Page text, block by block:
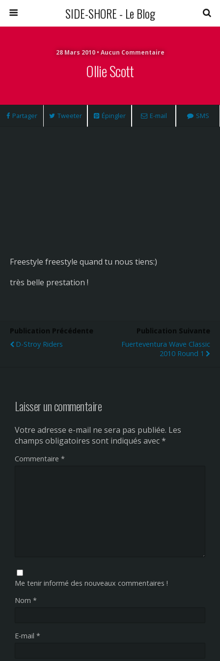
SIDE-SHORE - Le Blog
28 Mars 2010 • Aucun Commentaire
Ollie Scott
Partager Tweeter Épingler E-mail SMS
Freestyle freestyle quand tu nous tiens:)
très belle prestation !
Publication Précédente
D-Stroy Riders
Publication Suivante
Fuerteventura Wave Classic
2010 Round 1
Laisser un commentaire
Votre adresse e-mail ne sera pas publiée. Les
champs obligatoires sont indiqués avec*
Commentaire *
Me tenir informé des nouveaux commentaires !
Nom *
E-mail *